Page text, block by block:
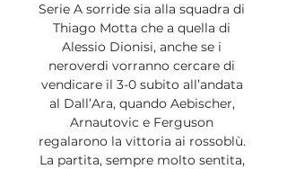
Serie A sorride sia alla squadra di
Thiago Motta che a quella di
Alessio Dionisi, anche se i
neroverdi vorranno cercare di
vendicare il 3-0 subito all’andata
al Dall’Ara, quando Aebischer,
Arnautovic e Ferguson
regalarono la vittoria ai rossoblù.
La partita, sempre molto sentita,